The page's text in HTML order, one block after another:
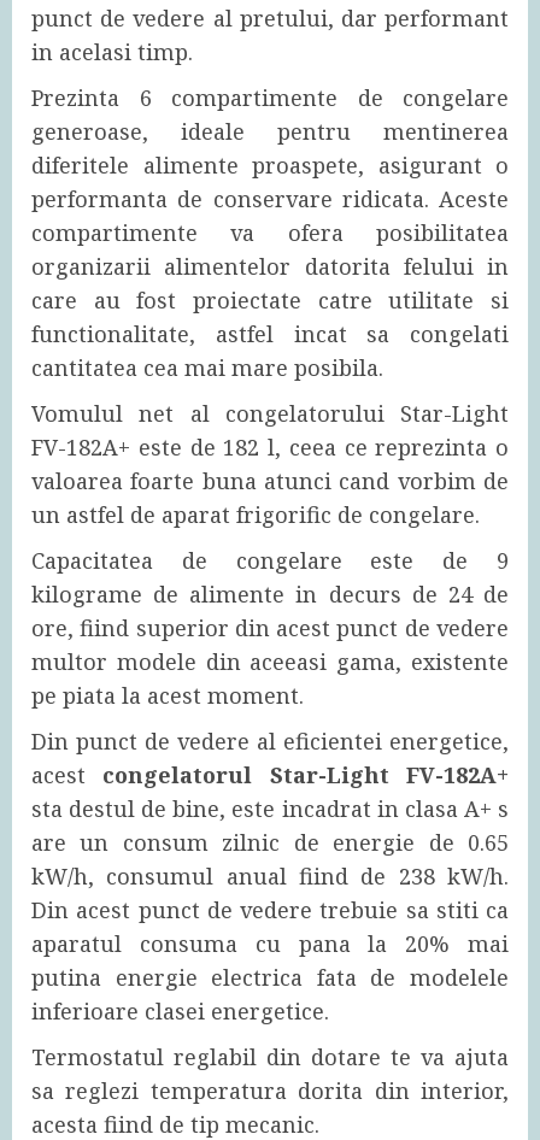
punct de vedere al pretului, dar performant
in acelasi timp.
Prezinta 6 compartimente de congelare
generoase, ideale pentru mentinerea
diferitele alimente proaspete, asigurant o
performanta de conservare ridicata. Aceste
compartimente va ofera posibilitatea
organizarii alimentelor datorita felului in
care au fost proiectate catre utilitate si
functionalitate, astfel incat sa congelati
cantitatea cea mai mare posibila.
Vomulul net al congelatorului Star-Light
FV-182A+ este de 182 l, ceea ce reprezinta o
valoarea foarte buna atunci cand vorbim de
un astfel de aparat frigorific de congelare.
Capacitatea de congelare este de 9
kilograme de alimente in decurs de 24 de
ore, fiind superior din acest punct de vedere
multor modele din aceeasi gama, existente
pe piata la acest moment.
Din punct de vedere al eficientei energetice,
acest congelatorul Star-Light FV-182A+
sta destul de bine, este incadrat in clasa A+ s
are un consum zilnic de energie de 0.65
kW/h, consumul anual fiind de 238 kW/h.
Din acest punct de vedere trebuie sa stiti ca
aparatul consuma cu pana la 20% mai
putina energie electrica fata de modelele
inferioare clasei energetice.
Termostatul reglabil din dotare te va ajuta
sa reglezi temperatura dorita din interior,
acesta fiind de tip mecanic.